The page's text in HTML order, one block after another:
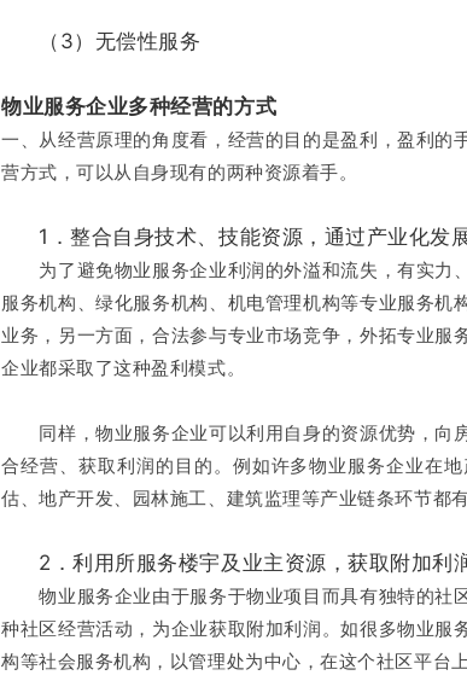
（3）无偿性服务
物业服务企业多种经营的方式
一、从经营原理的角度看，经营的目的是盈利，盈利
营方式，可以从自身现有的两种资源着手。
1．整合自身技术、技能资源，通过产业化发
为了避免物业服务企业利润的外溢和流失，有实力
服务机构、绿化服务机构、机电管理机构等专业服务
业务，另一方面，合法参与专业市场竞争，外拓专业
企业都采取了这种盈利模式。
同样，物业服务企业可以利用自身的资源优势，向
合经营、获取利润的目的。例如许多物业服务企业在
估、地产开发、园林施工、建筑监理等产业链条环节都有
2．利用所服务楼宇及业主资源，获取附加利
物业服务企业由于服务于物业项目而具有独特的社
种社区经营活动，为企业获取附加利润。如很多物业
构等社会服务机构，以管理处为中心，在这个社区平台